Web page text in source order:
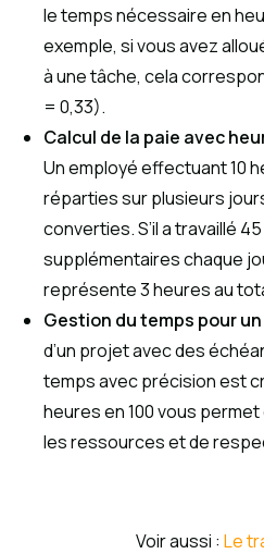
le temps nécessaire en
exemple, si vous avez
à une tâche, cela
= 0,33).
Calcul de la paie avec
Un employé effectuant 10
réparties sur plusieurs
converties. S’il a travaillé
supplémentaires chaque
représente 3 heures au
Gestion du temps pour
d’un projet avec des
temps avec précision est
heures en 100 vous
les ressources et de
Voir aussi : Le